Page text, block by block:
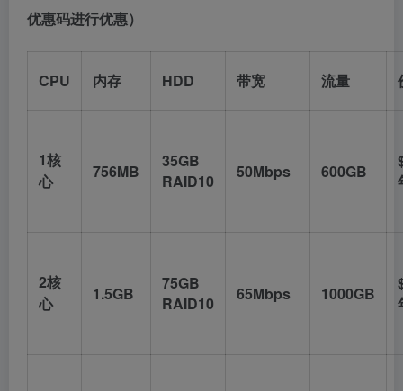
优惠码进行优惠）
CPU 内存 HDD 带宽 流量
1核
心
756MB
35GB
RAID10
50Mbps 600GB
2核
心
1.5GB
75GB
RAID10
65Mbps 1000GB